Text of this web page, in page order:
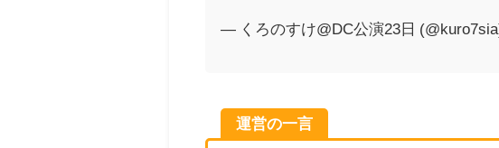
— くろのすけ@DC公演23日
運営の一言